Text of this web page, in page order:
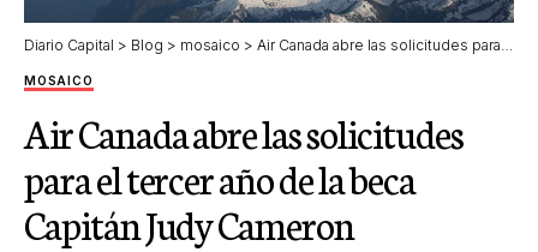
Diario Capital > Blog > mosaico > Air Canada abre las solicitudes para el tercer año de la beca Capitán Judy Cameron
MOSAICO
Air Canada abre las solicitudes
para el tercer año de la beca
Capitán Judy Cameron